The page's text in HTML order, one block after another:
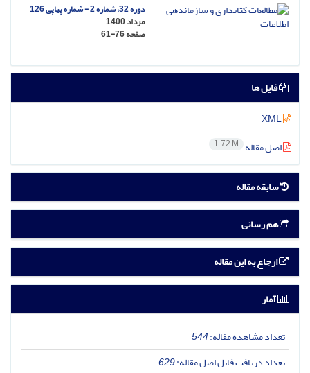
دوره 32، شماره 2 - شماره پیاپی 126
مرداد 1400
صفحه61-76
فایل ها
اصل مقاله 1.72 M
سابقه مقاله
هم رسانی
ارجاع به این مقاله
آمار
تعداد مشاهده مقاله:544
تعداد دریافت فایل اصل مقاله:629